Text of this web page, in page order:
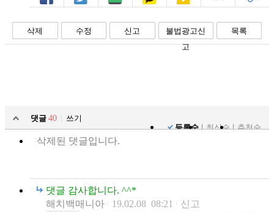
페북 트윗 밴드 카톡 카스 복사 스크랩
삭제 수정 신고
불법광고신
고
목록
댓글 40
쓰기
등록순
최신순 추천순
삭제된 댓글입니다.
댓글 감사합니다. ^^*
해치백매니아
19.02.08 08:21 신고